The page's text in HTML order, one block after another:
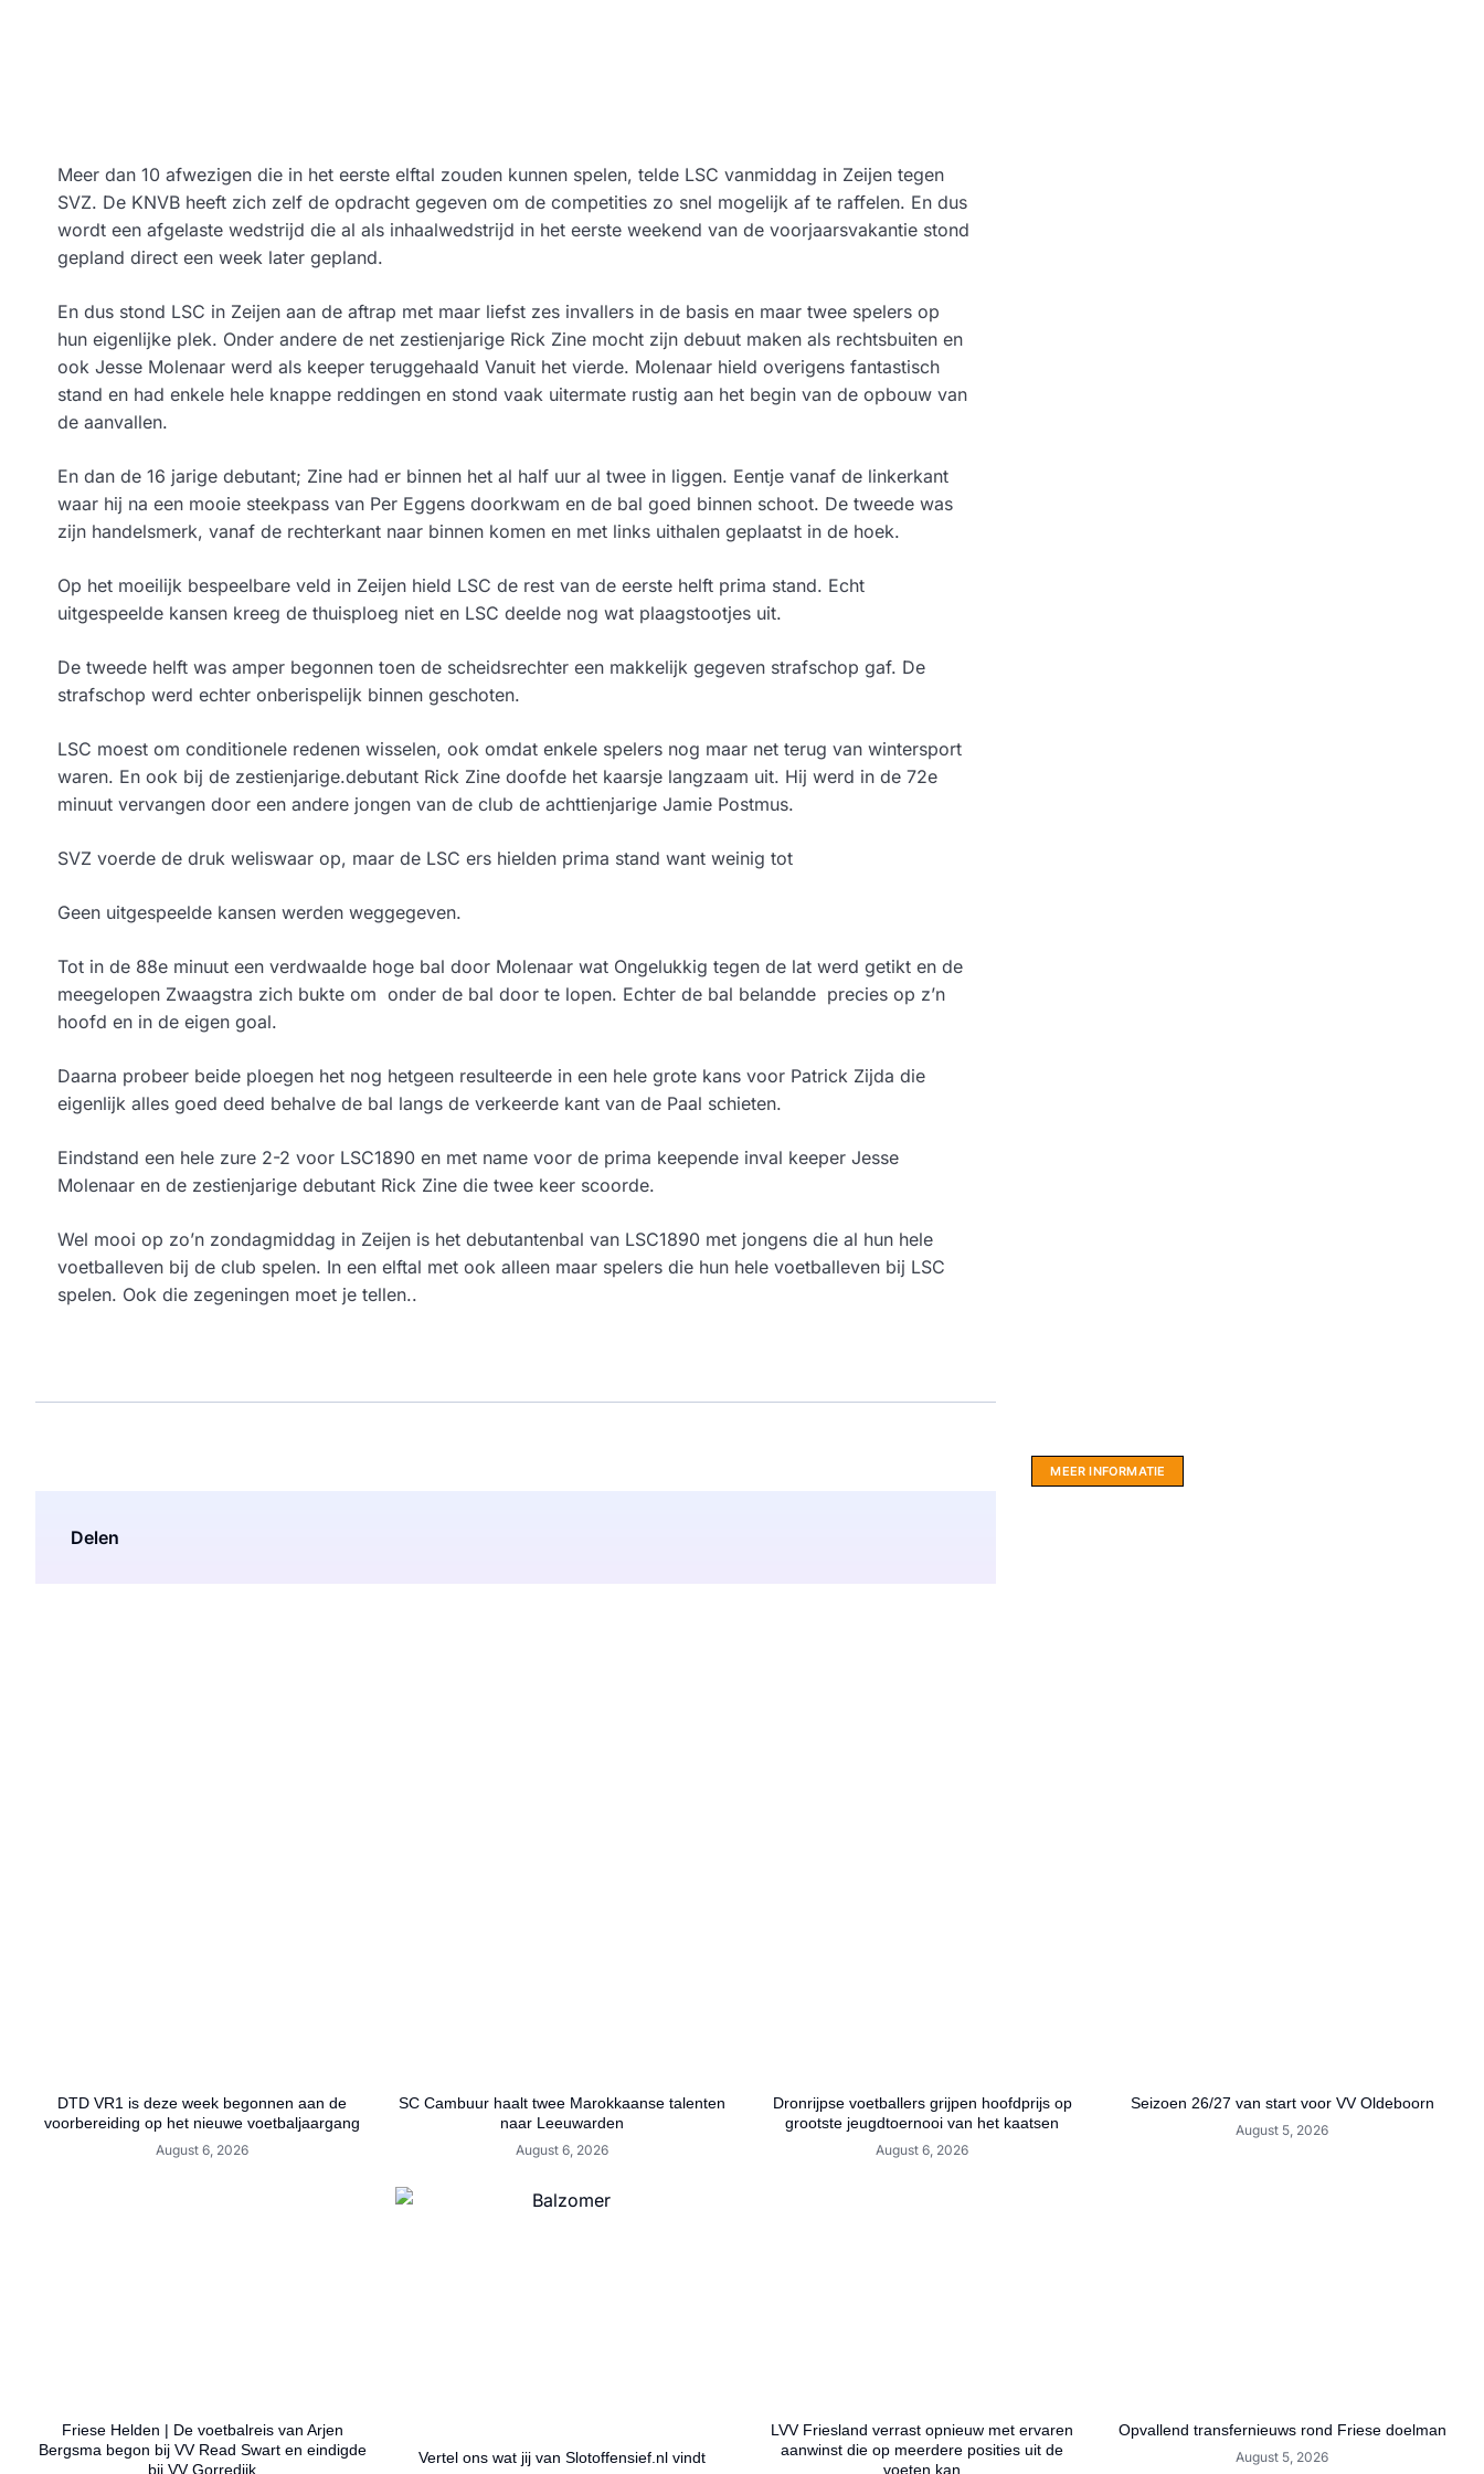
Meer dan 10 afwezigen die in het eerste elftal zouden kunnen spelen, telde LSC vanmiddag in Zeijen tegen
SVZ. De KNVB heeft zich zelf de opdracht gegeven om de competities zo snel mogelijk af te raffelen. En dus
wordt een afgelaste wedstrijd die al als inhaalwedstrijd in het eerste weekend van de voorjaarsvakantie stond
gepland direct een week later gepland.
En dus stond LSC in Zeijen aan de aftrap met maar liefst zes invallers in de basis en maar twee spelers op
hun eigenlijke plek. Onder andere de net zestienjarige Rick Zine mocht zijn debuut maken als rechtsbuiten en
ook Jesse Molenaar werd als keeper teruggehaald Vanuit het vierde. Molenaar hield overigens fantastisch
stand en had enkele hele knappe reddingen en stond vaak uitermate rustig aan het begin van de opbouw van
de aanvallen.
En dan de 16 jarige debutant; Zine had er binnen het al half uur al twee in liggen. Eentje vanaf de linkerkant
waar hij na een mooie steekpass van Per Eggens doorkwam en de bal goed binnen schoot. De tweede was
zijn handelsmerk, vanaf de rechterkant naar binnen komen en met links uithalen geplaatst in de hoek.
Op het moeilijk bespeelbare veld in Zeijen hield LSC de rest van de eerste helft prima stand. Echt
uitgespeelde kansen kreeg de thuisploeg niet en LSC deelde nog wat plaagstootjes uit.
De tweede helft was amper begonnen toen de scheidsrechter een makkelijk gegeven strafschop gaf. De
strafschop werd echter onberispelijk binnen geschoten.
LSC moest om conditionele redenen wisselen, ook omdat enkele spelers nog maar net terug van wintersport
waren. En ook bij de zestienjarige.debutant Rick Zine doofde het kaarsje langzaam uit. Hij werd in de 72e
minuut vervangen door een andere jongen van de club de achttienjarige Jamie Postmus.
SVZ voerde de druk weliswaar op, maar de LSC ers hielden prima stand want weinig tot
Geen uitgespeelde kansen werden weggegeven.
Tot in de 88e minuut een verdwaalde hoge bal door Molenaar wat Ongelukkig tegen de lat werd getikt en de
meegelopen Zwaagstra zich bukte om onder de bal door te lopen. Echter de bal belandde precies op z’n
hoofd en in de eigen goal.
Daarna probeer beide ploegen het nog hetgeen resulteerde in een hele grote kans voor Patrick Zijda die
eigenlijk alles goed deed behalve de bal langs de verkeerde kant van de Paal schieten.
Eindstand een hele zure 2-2 voor LSC1890 en met name voor de prima keepende inval keeper Jesse
Molenaar en de zestienjarige debutant Rick Zine die twee keer scoorde.
Wel mooi op zo’n zondagmiddag in Zeijen is het debutantenbal van LSC1890 met jongens die al hun hele
voetballeven bij de club spelen. In een elftal met ook alleen maar spelers die hun hele voetballeven bij LSC
spelen. Ook die zegeningen moet je tellen..
Delen
MEER INFORMATIE
DTD VR1 is deze week begonnen aan de
voorbereiding op het nieuwe voetbaljaargang
August 6, 2026
SC Cambuur haalt twee Marokkaanse talenten
naar Leeuwarden
August 6, 2026
Dronrijpse voetballers grijpen hoofdprijs op
grootste jeugdtoernooi van het kaatsen
August 6, 2026
Seizoen 26/27 van start voor VV Oldeboorn
August 5, 2026
Friese Helden | De voetbalreis van Arjen
Bergsma begon bij VV Read Swart en eindigde
bij VV Gorredijk
Vertel ons wat jij van Slotoffensief.nl vindt
LVV Friesland verrast opnieuw met ervaren
aanwinst die op meerdere posities uit de
voeten kan
Opvallend transfernieuws rond Friese doelman
August 5, 2026